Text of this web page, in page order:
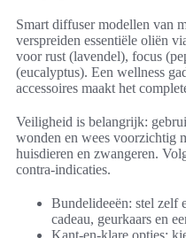
Smart diffuser modellen van
verspreiden essentiële oliën
voor rust (lavendel), focus
(eucalyptus). Een wellness
accessoires maakt het
Veiligheid is belangrijk:
wonden en wees voorzichtig
huisdieren en zwangeren.
contra-indicaties.
Bundelideeën: stel zelf
cadeau, geurkaars en